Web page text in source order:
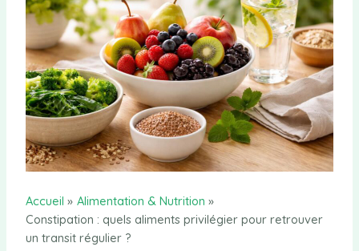
Accueil
Alimentation & Nutrition
Constipation : quels aliments privilégier pour retrouver
un transit régulier ?